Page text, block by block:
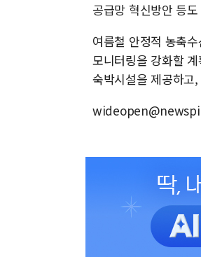
공급망 혁신방안 등
여름철 안정적 농축
모니터링을 강화할
숙박시설을 제공하고